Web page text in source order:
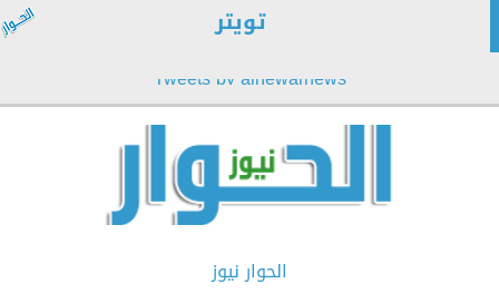
تويتر
Tweets by alhewarnews
الحوار نيوز